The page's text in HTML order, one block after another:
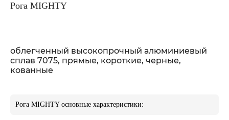
Рога MIGHTY
облегченный высокопрочный алюминиевый
сплав 7075, прямые, короткие, черные,
кованные
Рога MIGHTY основные характеристики: